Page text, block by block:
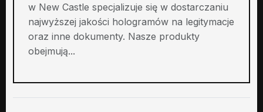
w New Castle specjalizuje się w dostarczaniu
najwyższej jakości hologramów na legitymacje
oraz inne dokumenty. Nasze produkty
obejmują...